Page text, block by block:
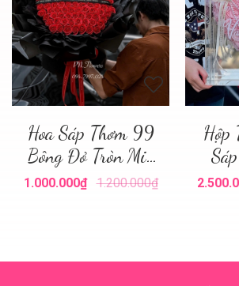
Hoa Sáp Thơm 99
Bông Đỏ Tròn Mix
Giấy
1.000.000₫ 1.200.000₫
Hộp